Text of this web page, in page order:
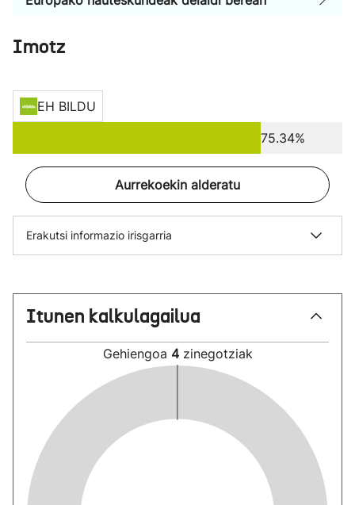
Imotz
EH BILDU
75.34%
Aurrekoekin alderatu
Erakutsi informazio irisgarria
Itunen kalkulagailua
Gehiengoa 4 zinegotziak